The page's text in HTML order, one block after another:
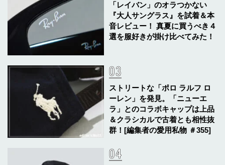
「レイバン」のオラつかない
『大人サングラス』を試着＆本
音レビュー！ 真夏に買うべき４
選を服好きが掛け比べてみた！
ストリートな「ポロ ラルフ ロ
ーレン」を発見。「ニューエ
ラ」とのコラボキャップは上品
＆クラシカルで古着とも相性抜
群！[編集者の愛用私物 ＃355]